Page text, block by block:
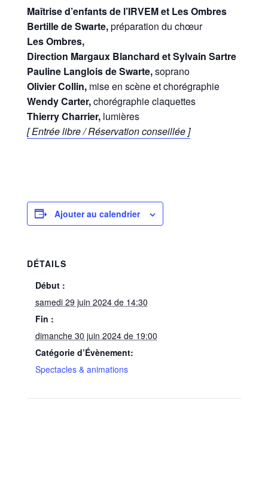
Maîtrise d’enfants de l’IRVEM et Les Ombres
Bertille de Swarte,préparation du chœur
Les Ombres,
Direction Margaux Blanchard et Sylvain Sartre
Pauline Langlois de Swarte,soprano
Olivier Collin,mise en scène et chorégraphie
Wendy Carter,chorégraphie claquettes
Thierry Charrier,lumières
[ Entrée libre / Réservation conseillée ]
Ajouter au calendrier
DÉTAILS
Début :
samedi 29 juin 2024 de 14:30
Fin :
dimanche 30 juin 2024 de 19:00
Catégorie d’Évènement:
Spectacles & animations